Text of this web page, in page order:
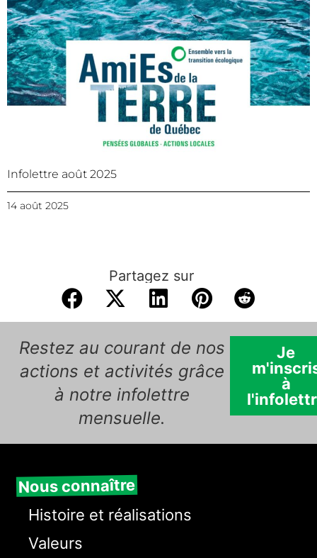
Infolettre août 2025
14 août 2025
Partagez sur
Restez au courant de nos
actions et activités grâce
à notre infolettre
mensuelle.
Je
à
Nous connaître
Histoire et réalisations
Valeurs